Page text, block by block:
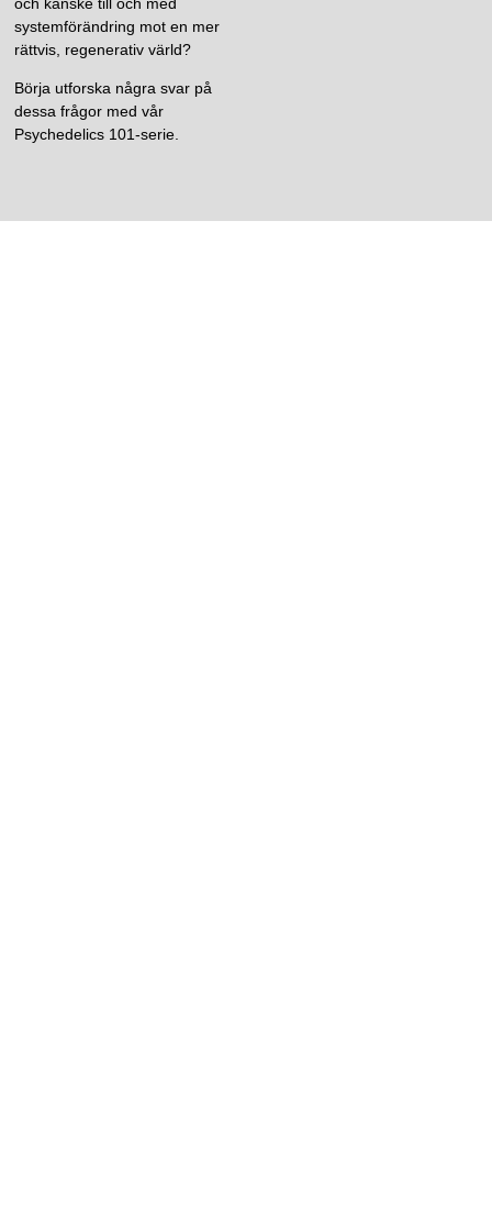
systemförändring mot en mer
rättvis, regenerativ värld?
Börja utforska några svar på
dessa frågor med vår
Psychedelics 101-serie.